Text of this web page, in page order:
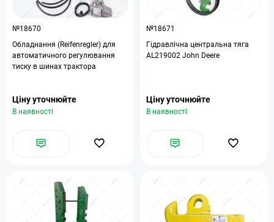
№18670
Обладнання (Reifenregler) для
автоматичного регулювання
тиску в шинах трактора
Ціну уточнюйте
В наявності
№18671
Гідравлічна центральна тяга
AL219002 John Deere
Ціну уточнюйте
В наявності